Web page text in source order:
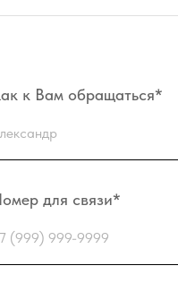
к Вам обращаться*
для связи*